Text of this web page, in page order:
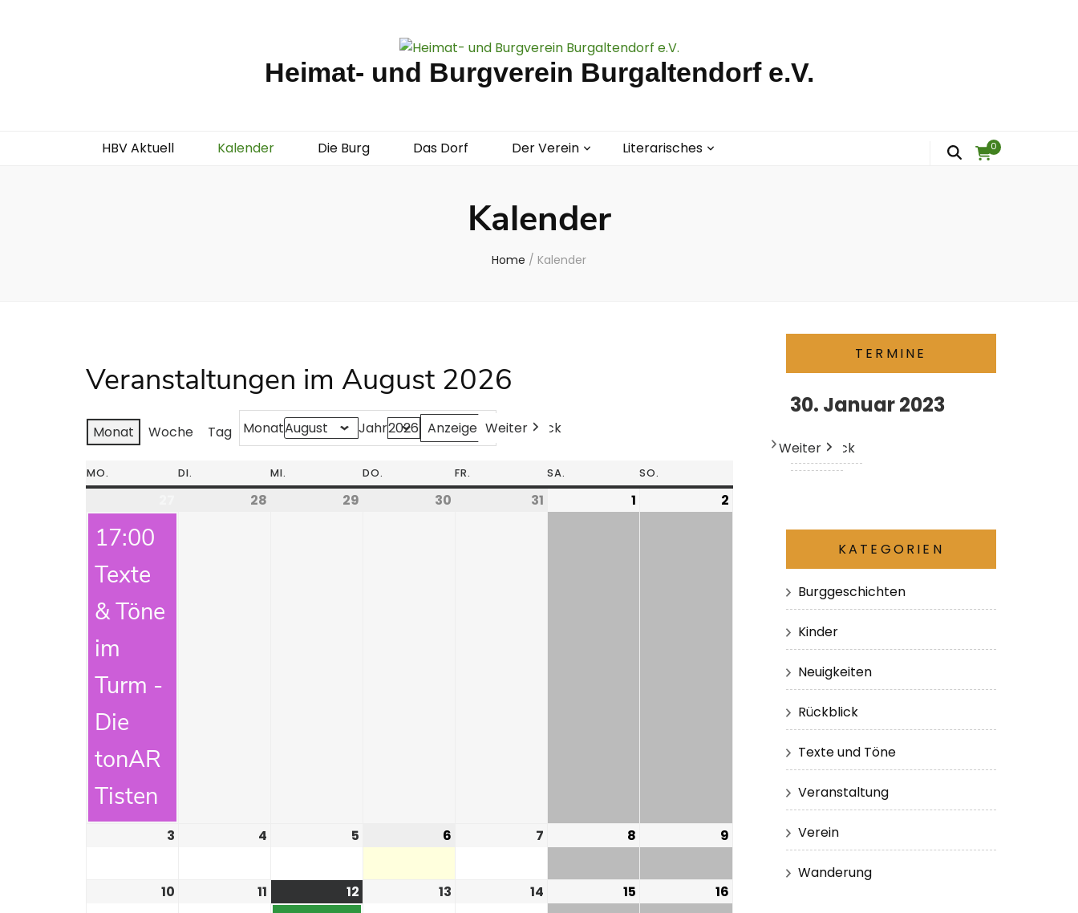
Heimat- und Burgverein Burgaltendorf e.V.
HBV Aktuell Kalender Die Burg Das Dorf Der Verein Literarisches 0
Kalender
Home / Kalender
Veranstaltungen im August 2026
Monat Woche Tag Monat Jahr Zurück
Heute
Weiter
MO. DI. MI. DO. FR. SA. SO.
17:00
Texte
& Töne
im
Turm -
Die
tonAR
Tisten
28 29 30 31 1 2
3 4 5 6 7 8 9
10 11 12 13 14 15 16
TERMINE
30. Januar 2023
Zurück
Heute
Weiter
KATEGORIEN
Burggeschichten
Kinder
Neuigkeiten
Rückblick
Texte und Töne
Veranstaltung
Verein
Wanderung